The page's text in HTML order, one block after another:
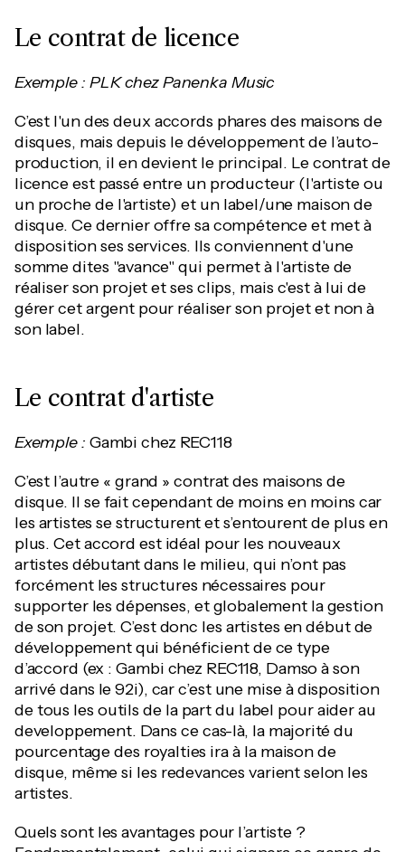
Le contrat de licence
Exemple : PLK chez Panenka Music
C’est l'un des deux accords phares des maisons de
disques, mais depuis le développement de l’auto-
production, il en devient le principal. Le contrat de
licence est passé entre un producteur (l'artiste ou
un proche de l'artiste) et un label/une maison de
disque. Ce dernier offre sa compétence et met à
disposition ses services. Ils conviennent d'une
somme dites "avance" qui permet à l'artiste de
réaliser son projet et ses clips, mais c'est à lui de
gérer cet argent pour réaliser son projet et non à
son label.
Le contrat d'artiste
Exemple : Gambi chez REC118
C’est l’autre « grand » contrat des maisons de
disque. Il se fait cependant de moins en moins car
les artistes se structurent et s’entourent de plus en
plus. Cet accord est idéal pour les nouveaux
artistes débutant dans le milieu, qui n’ont pas
forcément les structures nécessaires pour
supporter les dépenses, et globalement la gestion
de son projet. C’est donc les artistes en début de
développement qui bénéficient de ce type
d’accord (ex : Gambi chez REC118, Damso à son
arrivé dans le 92i), car c’est une mise à disposition
de tous les outils de la part du label pour aider au
developpement. Dans ce cas-là, la majorité du
pourcentage des royalties ira à la maison de
disque, même si les redevances varient selon les
artistes.
Quels sont les avantages pour l’artiste ?